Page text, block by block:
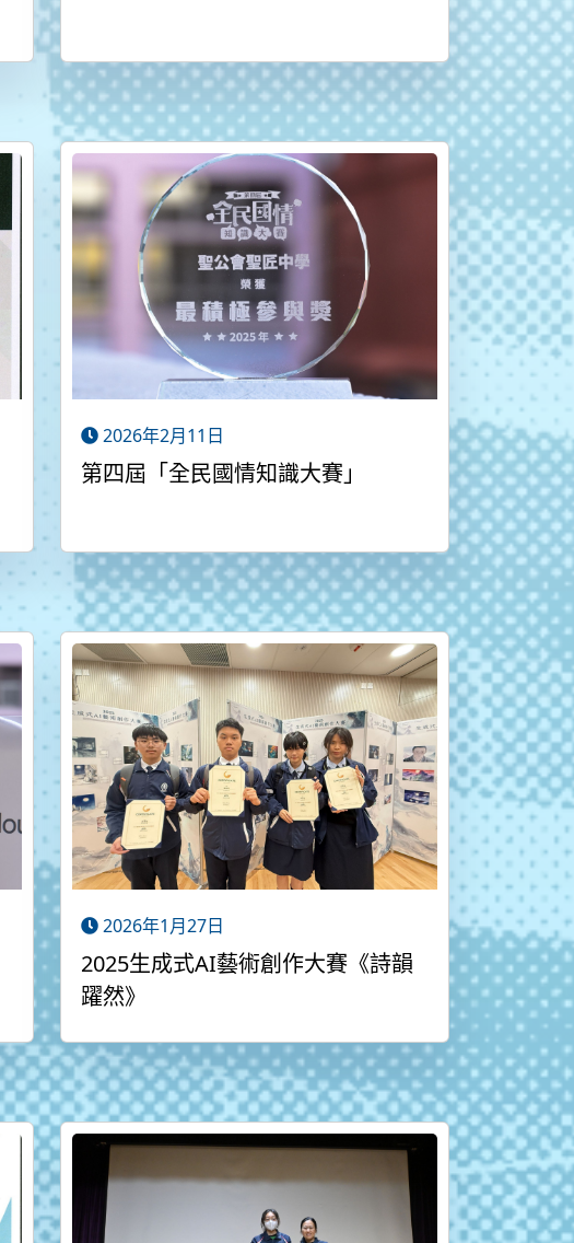
2026年2月11日
第四屆「全民國情知識大賽」
2026年1月27日
2025生成式AI藝術創作大賽《詩韻
躍然》